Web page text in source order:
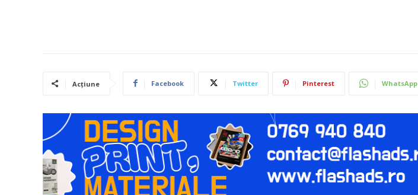
Acțiune Facebook Twitter Pinterest WhatsApp